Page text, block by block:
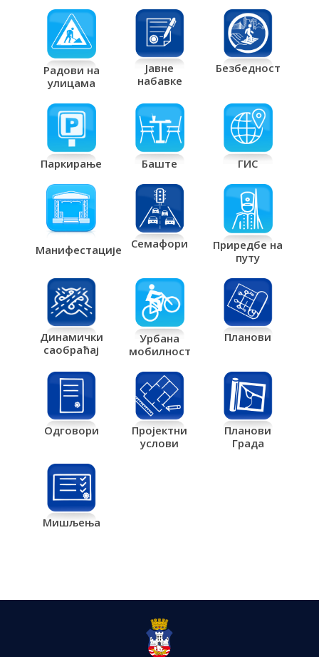
Радови на
улицама
Јавне
набавке
Безбедност
Паркирање Баште ГИС
Манифестације Семафори
Приредбе на
путу
Динамички
саобраћај
Урбана
мобилност
Планови
Одговори
Пројектни
услови
Планови
Града
Мишљења